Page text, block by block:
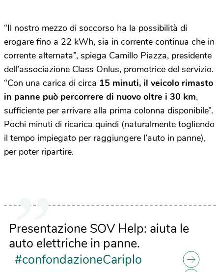
“Il nostro mezzo di soccorso ha la possibilità di
erogare fino a 22 kWh, sia in corrente continua che in
corrente alternata”, spiega Camillo Piazza, presidente
dell’associazione Class Onlus, promotrice del servizio.
“Con una carica di circa 15 minuti, il veicolo rimasto
in panne può percorrere di nuovo oltre i 30 km,
sufficiente per arrivare alla prima colonna disponibile”.
Pochi minuti di ricarica quindi (naturalmente togliendo
il tempo impiegato per raggiungere l’auto in panne),
per poter ripartire.
Presentazione SOV Help: aiuta le
auto elettriche in panne.
#confondazioneCariplo